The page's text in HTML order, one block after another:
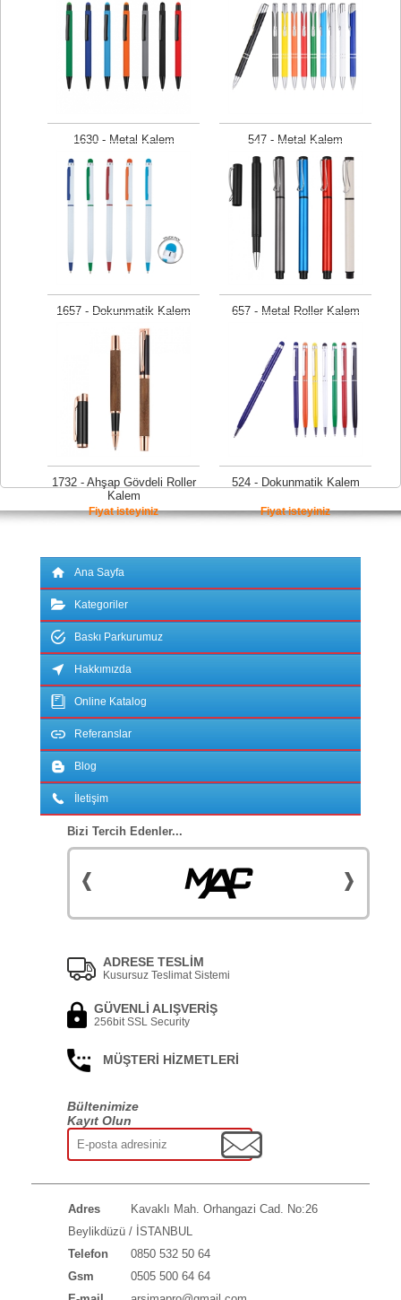
1630 - Metal Kalem
Fiyat isteyiniz
547 - Metal Kalem
Fiyat isteyiniz
1657 - Dokunmatik Kalem
Fiyat isteyiniz
657 - Metal Roller Kalem
Fiyat isteyiniz
1732 - Ahşap Gövdeli Roller
Kalem
Fiyat isteyiniz
524 - Dokunmatik Kalem
Fiyat isteyiniz
Ana Sayfa
Kategoriler
Baskı Parkurumuz
Hakkımızda
Online Katalog
Referanslar
Blog
İletişim
Bizi Tercih Edenler...
ADRESE TESLİM
Kusursuz Teslimat Sistemi
GÜVENLİ ALIŞVERİŞ
256bit SSL Security
MÜŞTERİ HİZMETLERİ
Bültenimize
Kayıt Olun
Adres
Kavaklı Mah. Orhangazi Cad. No:26
Beylikdüzü / İSTANBUL
Telefon
0850 532 50 64
Gsm
0505 500 64 64